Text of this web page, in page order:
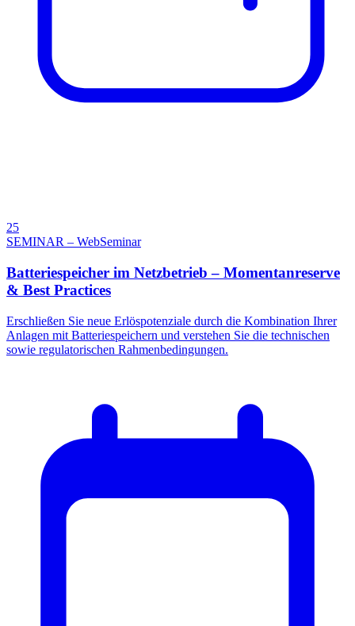
25
SEMINAR – WebSeminar
Batteriespeicher im Netzbetrieb – Momentanreserve
& Best Practices
Erschließen Sie neue Erlöspotenziale durch die Kombination Ihrer
Anlagen mit Batteriespeichern und verstehen Sie die technischen
sowie regulatorischen Rahmenbedingungen.